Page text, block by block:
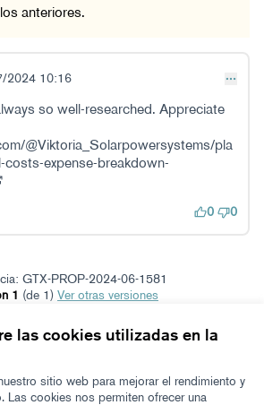
las cookies utilizadas en la
sitio web para mejorar el rendimiento y
Las cookies nos permiten ofrecer una
anteriores.
2024 10:16
so well-researched. Appreciate
@Viktoria_Solarpowersystems/pla
costs-expense-breakdown-
0 0
GTX-PROP-2024-06-1581
1 (de 1)
ver otras versiones
uso
en YouTube
en GitHub